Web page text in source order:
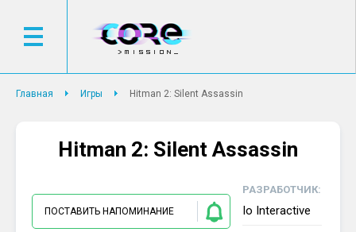
Главная Игры Hitman 2: Silent Assassin
Hitman 2: Silent Assassin
ПОСТАВИТЬ НАПОМИНАНИЕ
РАЗРАБОТЧИК:
Io Interactive